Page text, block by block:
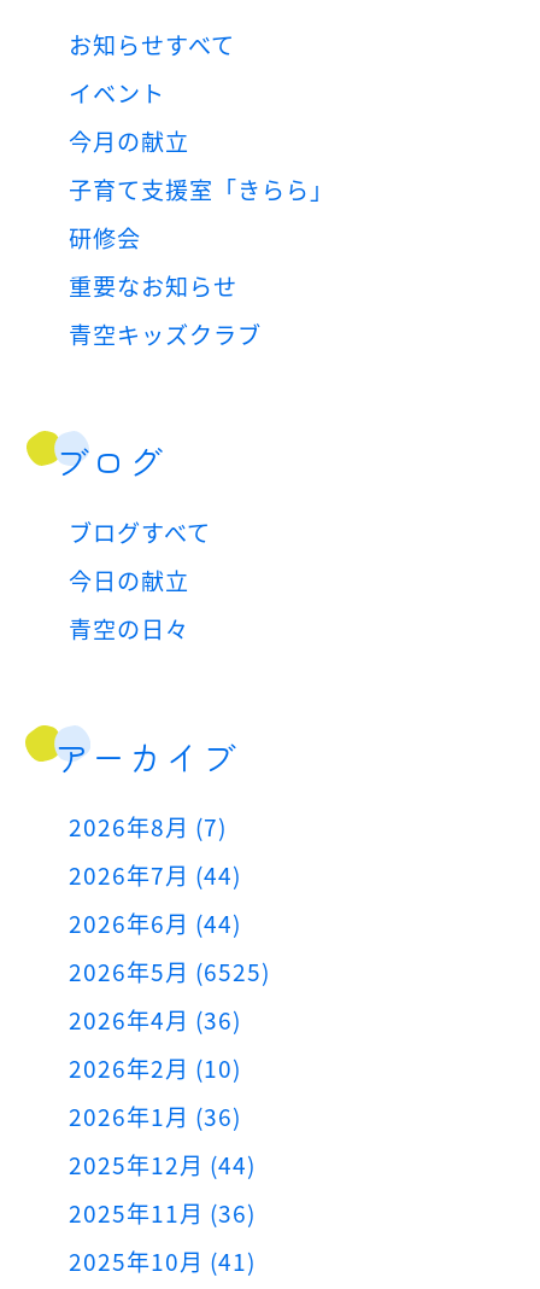
お知らせすべて
イベント
今月の献立
子育て支援室「きらら」
研修会
重要なお知らせ
青空キッズクラブ
ブログ
ブログすべて
今日の献立
青空の日々
アーカイブ
2026年8月 (7)
2026年7月 (44)
2026年6月 (44)
2026年5月 (6525)
2026年4月 (36)
2026年2月 (10)
2026年1月 (36)
2025年12月 (44)
2025年11月 (36)
2025年10月 (41)